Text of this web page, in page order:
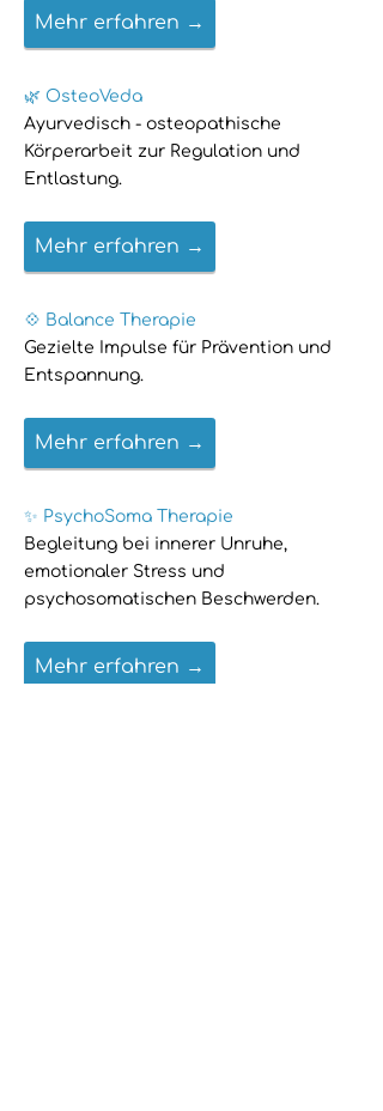
Mehr erfahren →
🌿 OsteoVeda
Ayurvedisch - osteopathische
Körperarbeit zur Regulation und
Entlastung.
Mehr erfahren →
💠 Balance Therapie
Gezielte Impulse für Prävention und
Entspannung.
Mehr erfahren →
✨ PsychoSoma Therapie
Begleitung bei innerer Unruhe,
emotionaler Stress und
psychosomatischen Beschwerden.
Mehr erfahren →